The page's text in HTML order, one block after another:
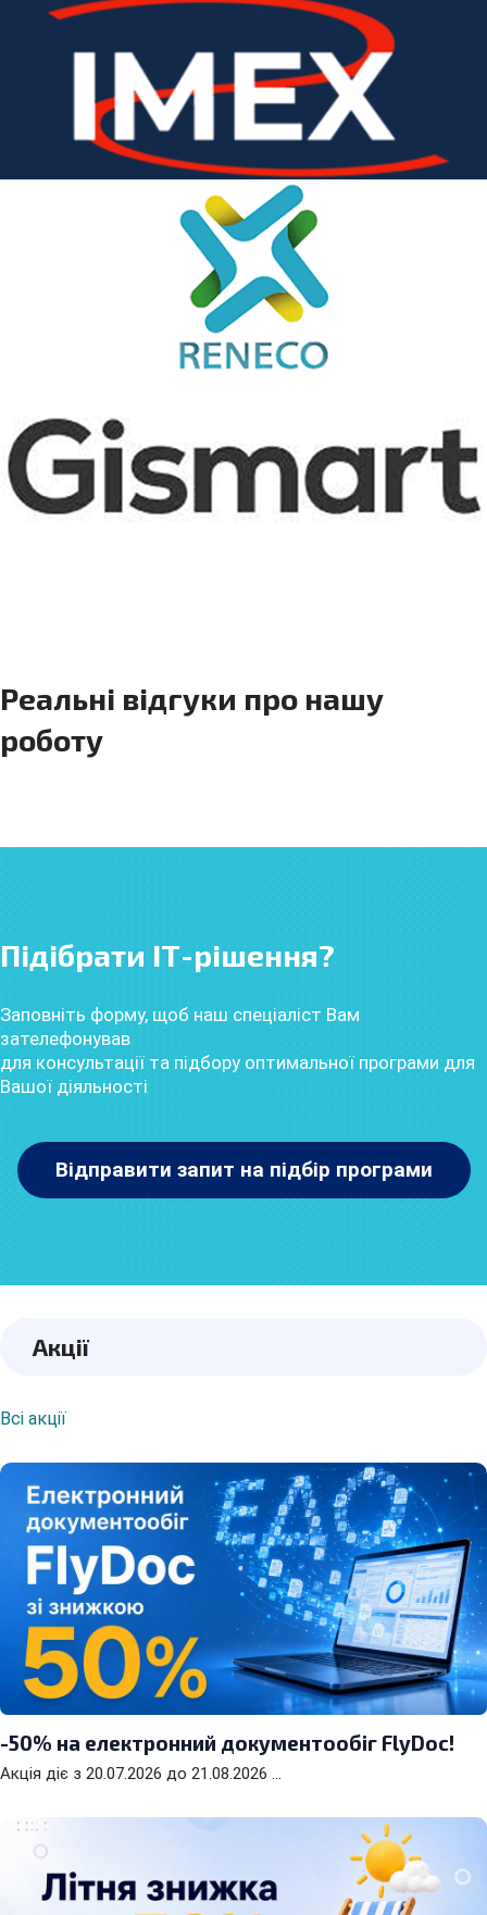
Реальні відгуки про нашу
роботу
Підібрати ІТ-рішення?
Заповніть форму, щоб наш спеціаліст Вам
зателефонував
для консультації та підбору оптимальної програми для
Вашої діяльності
Відправити запит на підбір програми
Акції
Всі акції
-50% на електронний документообіг FlyDoc!
Акція діє з 20.07.2026 до 21.08.2026 ...